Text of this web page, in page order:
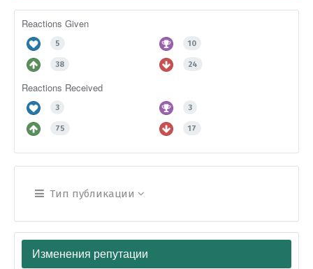
Reactions Given
5 10
38 24
Reactions Received
3 3
75 17
Тип публикации
Изменения репутации